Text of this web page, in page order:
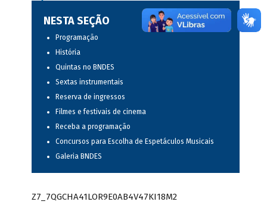
NESTA SEÇÃO
Programação
História
Quintas no BNDES
Sextas instrumentais
Reserva de ingressos
Filmes e festivais de cinema
Receba a programação
Concursos para Escolha de Espetáculos Musicais
Galeria BNDES
Z7_7QGCHA41LOR9E0AB4V47KI18M2